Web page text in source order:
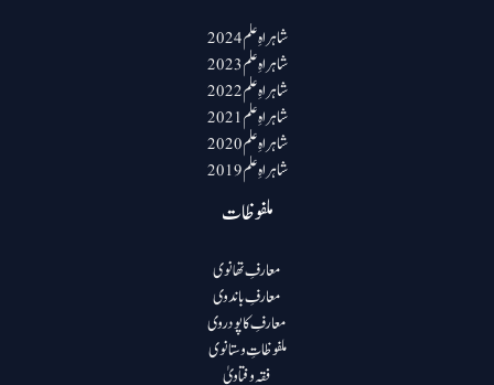
شاہراہِ علم 2024
شاہراہِ علم 2023
شاہراہِ علم 2022
شاہراہِ علم 2021
شاہراہِ علم 2020
شاہراہِ علم 2019
ملفوظات
معارفِ تھانوی
معارفِ باندوی
معارفِ کاپودروی
ملفوظاتِ وستانوی
فقہ و فتاویٰ